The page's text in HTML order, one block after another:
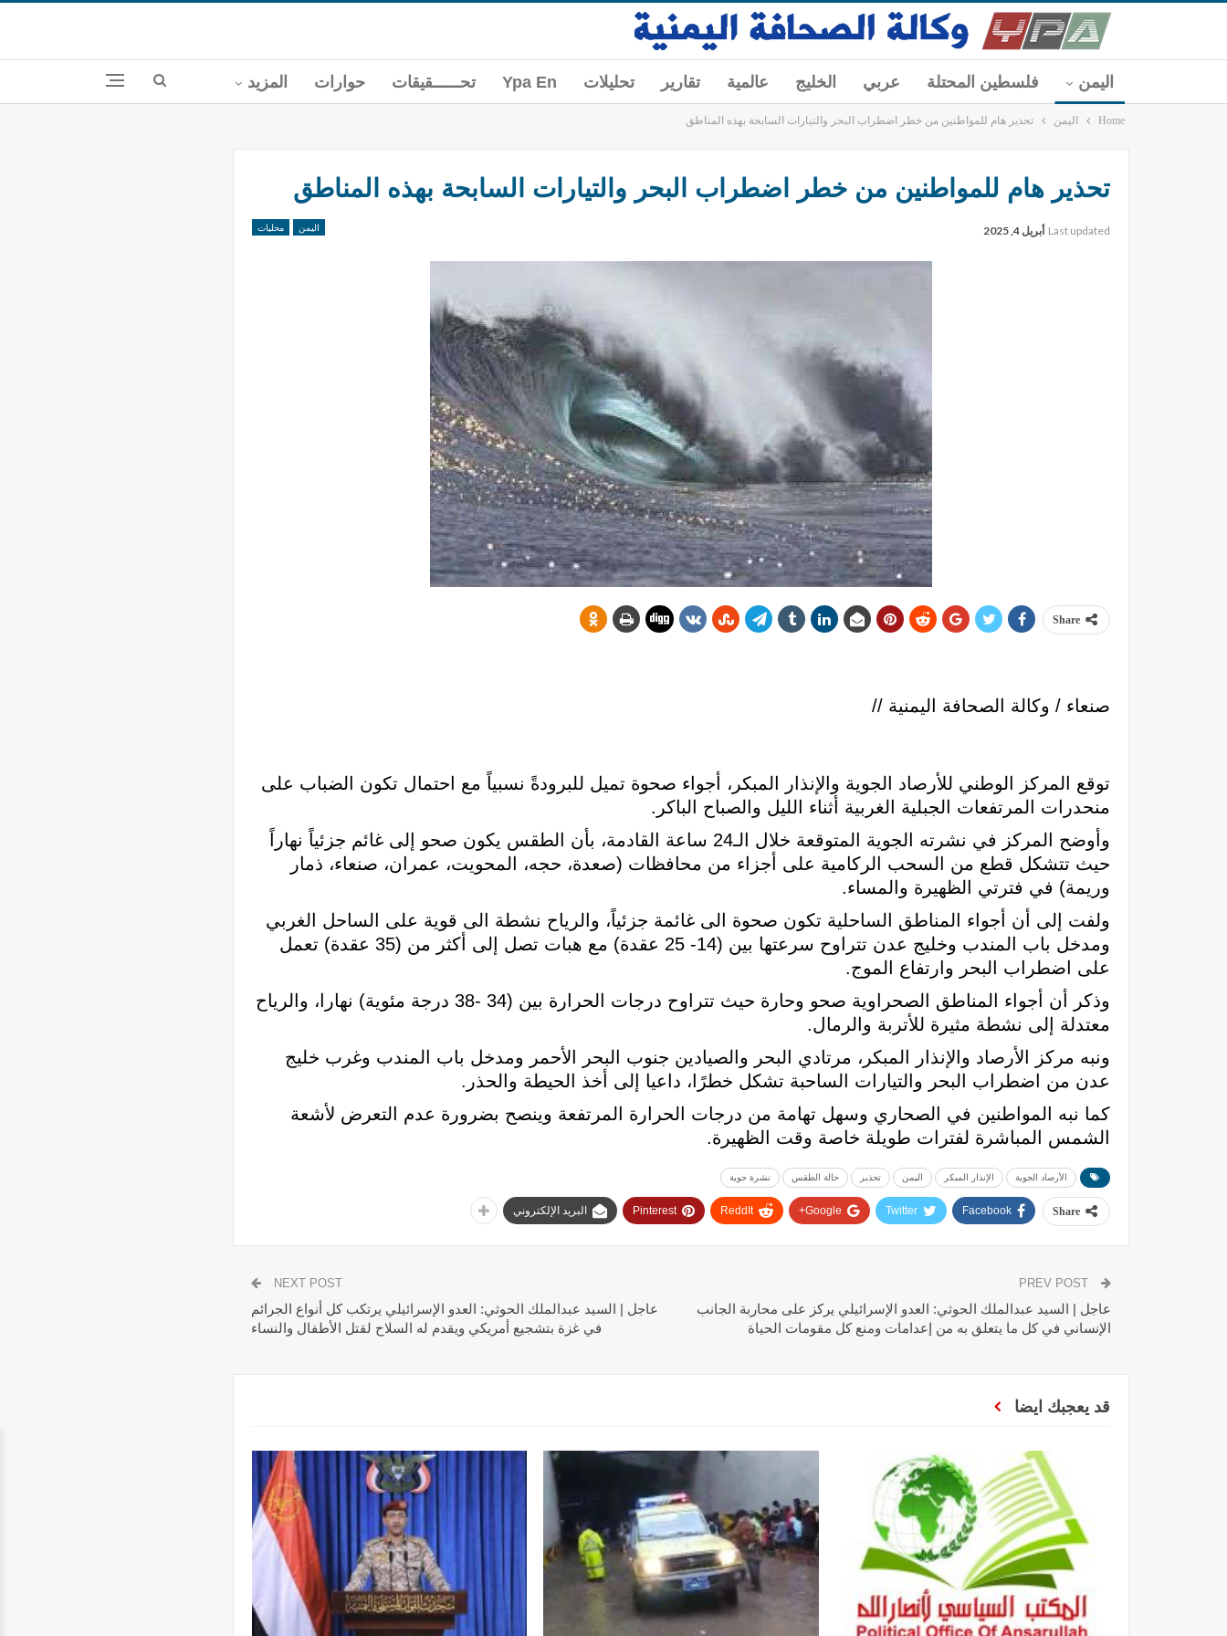
اليمن فلسطين المحتلة عربي الخليج عالمية تقارير تحليلات Ypa En تحــــــقيقات حوارات المزيد
Home اليمن تحذير هام للمواطنين من خطر اضطراب البحر والتيارات السابحة بهذه المناطق
تحذير هام للمواطنين من خطر اضطراب البحر والتيارات السابحة بهذه المناطق
اليمن محليات Last updated أبريل 4, 2025
Share
صنعاء / وكالة الصحافة اليمنية //
توقع المركز الوطني للأرصاد الجوية والإنذار المبكر، أجواء صحوة تميل للبرودةً نسبياً مع احتمال تكون الضباب على
منحدرات المرتفعات الجبلية الغربية أثناء الليل والصباح الباكر.
وأوضح المركز في نشرته الجوية المتوقعة خلال الـ24 ساعة القادمة، بأن الطقس يكون صحو إلى غائم جزئياً نهاراً
حيث تتشكل قطع من السحب الركامية على أجزاء من محافظات (صعدة، حجه، المحويت، عمران، صنعاء، ذمار
وريمة) في فترتي الظهيرة والمساء.
ولفت إلى أن أجواء المناطق الساحلية تكون صحوة الى غائمة جزئياً، والرياح نشطة الى قوية على الساحل الغربي
ومدخل باب المندب وخليج عدن تتراوح سرعتها بين (14- 25 عقدة) مع هبات تصل إلى أكثر من (35 عقدة) تعمل
على اضطراب البحر وارتفاع الموج.
وذكر أن أجواء المناطق الصحراوية صحو وحارة حيث تتراوح درجات الحرارة بين (34 -38 درجة مئوية) نهارا، والرياح
معتدلة إلى نشطة مثيرة للأتربة والرمال.
ونبه مركز الأرصاد والإنذار المبكر، مرتادي البحر والصيادين جنوب البحر الأحمر ومدخل باب المندب وغرب خليج
عدن من اضطراب البحر والتيارات الساحبة تشكل خطرًا، داعيا إلى أخذ الحيطة والحذر.
كما نبه المواطنين في الصحاري وسهل تهامة من درجات الحرارة المرتفعة وينصح بضرورة عدم التعرض لأشعة
الشمس المباشرة لفترات طويلة خاصة وقت الظهيرة.
الأرصاد الجوية الإنذار المبكر اليمن تحذير حالة الطقس نشرة جوية
Share
Facebook
Twitter
Google+
ReddIt
Pinterest البريد الإلكتروني
عاجل | السيد عبدالملك الحوثي: العدو الإسرائيلي يركز على محاربة الجانب
الإنساني في كل ما يتعلق به من إعدامات ومنع كل مقومات الحياة
NEXT POST
عاجل | السيد عبدالملك الحوثي: العدو الإسرائيلي يرتكب كل أنواع الجرائم
في غزة بتشجيع أمريكي ويقدم له السلاح لقتل الأطفال والنساء
قد يعجبك ايضا